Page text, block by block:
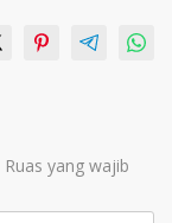
Ruas yang wajib